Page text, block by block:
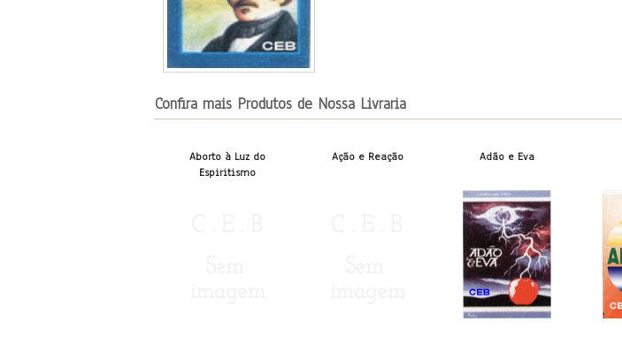
Confira mais Produtos de Nossa Livraria
Aborto à Luz do
Espiritismo
Ação e Reação Adão e Eva